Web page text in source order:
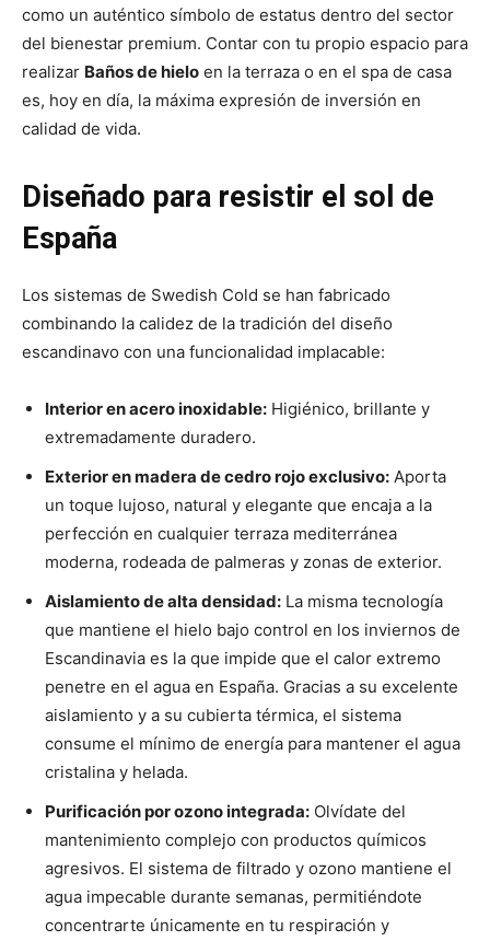
como un auténtico símbolo de estatus dentro del sector
del bienestar premium. Contar con tu propio espacio para
realizar Baños de hielo en la terraza o en el spa de casa
es, hoy en día, la máxima expresión de inversión en
calidad de vida.
Diseñado para resistir el sol de
España
Los sistemas de Swedish Cold se han fabricado
combinando la calidez de la tradición del diseño
escandinavo con una funcionalidad implacable:
Interior en acero inoxidable: Higiénico, brillante y
extremadamente duradero.
Exterior en madera de cedro rojo exclusivo: Aporta
un toque lujoso, natural y elegante que encaja a la
perfección en cualquier terraza mediterránea
moderna, rodeada de palmeras y zonas de exterior.
Aislamiento de alta densidad: La misma tecnología
que mantiene el hielo bajo control en los inviernos de
Escandinavia es la que impide que el calor extremo
penetre en el agua en España. Gracias a su excelente
aislamiento y a su cubierta térmica, el sistema
consume el mínimo de energía para mantener el agua
cristalina y helada.
Purificación por ozono integrada: Olvídate del
mantenimiento complejo con productos químicos
agresivos. El sistema de filtrado y ozono mantiene el
agua impecable durante semanas, permitiéndote
concentrarte únicamente en tu respiración y